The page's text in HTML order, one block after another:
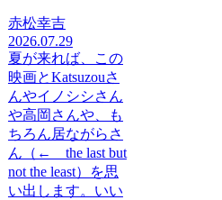
赤松幸吉
2026.07.29
夏が来れば、この
映画とKatsuzouさ
んやイノシシさん
や高岡さんや、も
ちろん居ながらさ
ん（← the last but
not the least）を思
い出します。いい